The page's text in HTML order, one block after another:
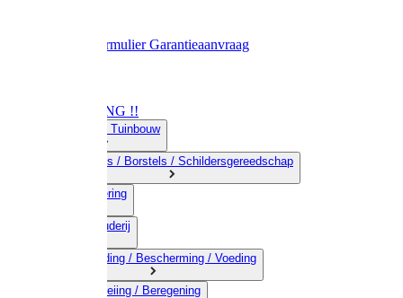
RetourformulierGarantieaanvraag
OPRUIMING !!
01) Land-& Tuinbouw
02) Bezems / Borstels / Schildersgereedschap
03) Afrastering
04) Veehouderij
05) Bestrijding / Bescherming / Voeding
06) Besproeiing / Beregening